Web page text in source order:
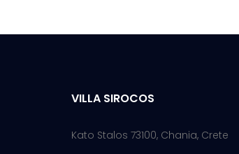
VILLA SIROCOS
Kato Stalos 73100, Chania, Crete